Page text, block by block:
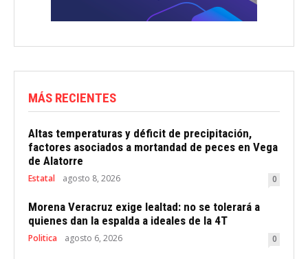
MÁS RECIENTES
Altas temperaturas y déficit de precipitación,
factores asociados a mortandad de peces en Vega
de Alatorre
Estatal agosto 8, 2026 0
Morena Veracruz exige lealtad: no se tolerará a
quienes dan la espalda a ideales de la 4T
Politica agosto 6, 2026 0